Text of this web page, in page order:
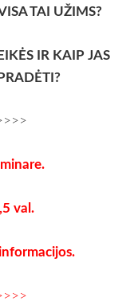
TAI UŽIMS?
IR KAIP JAS
val.